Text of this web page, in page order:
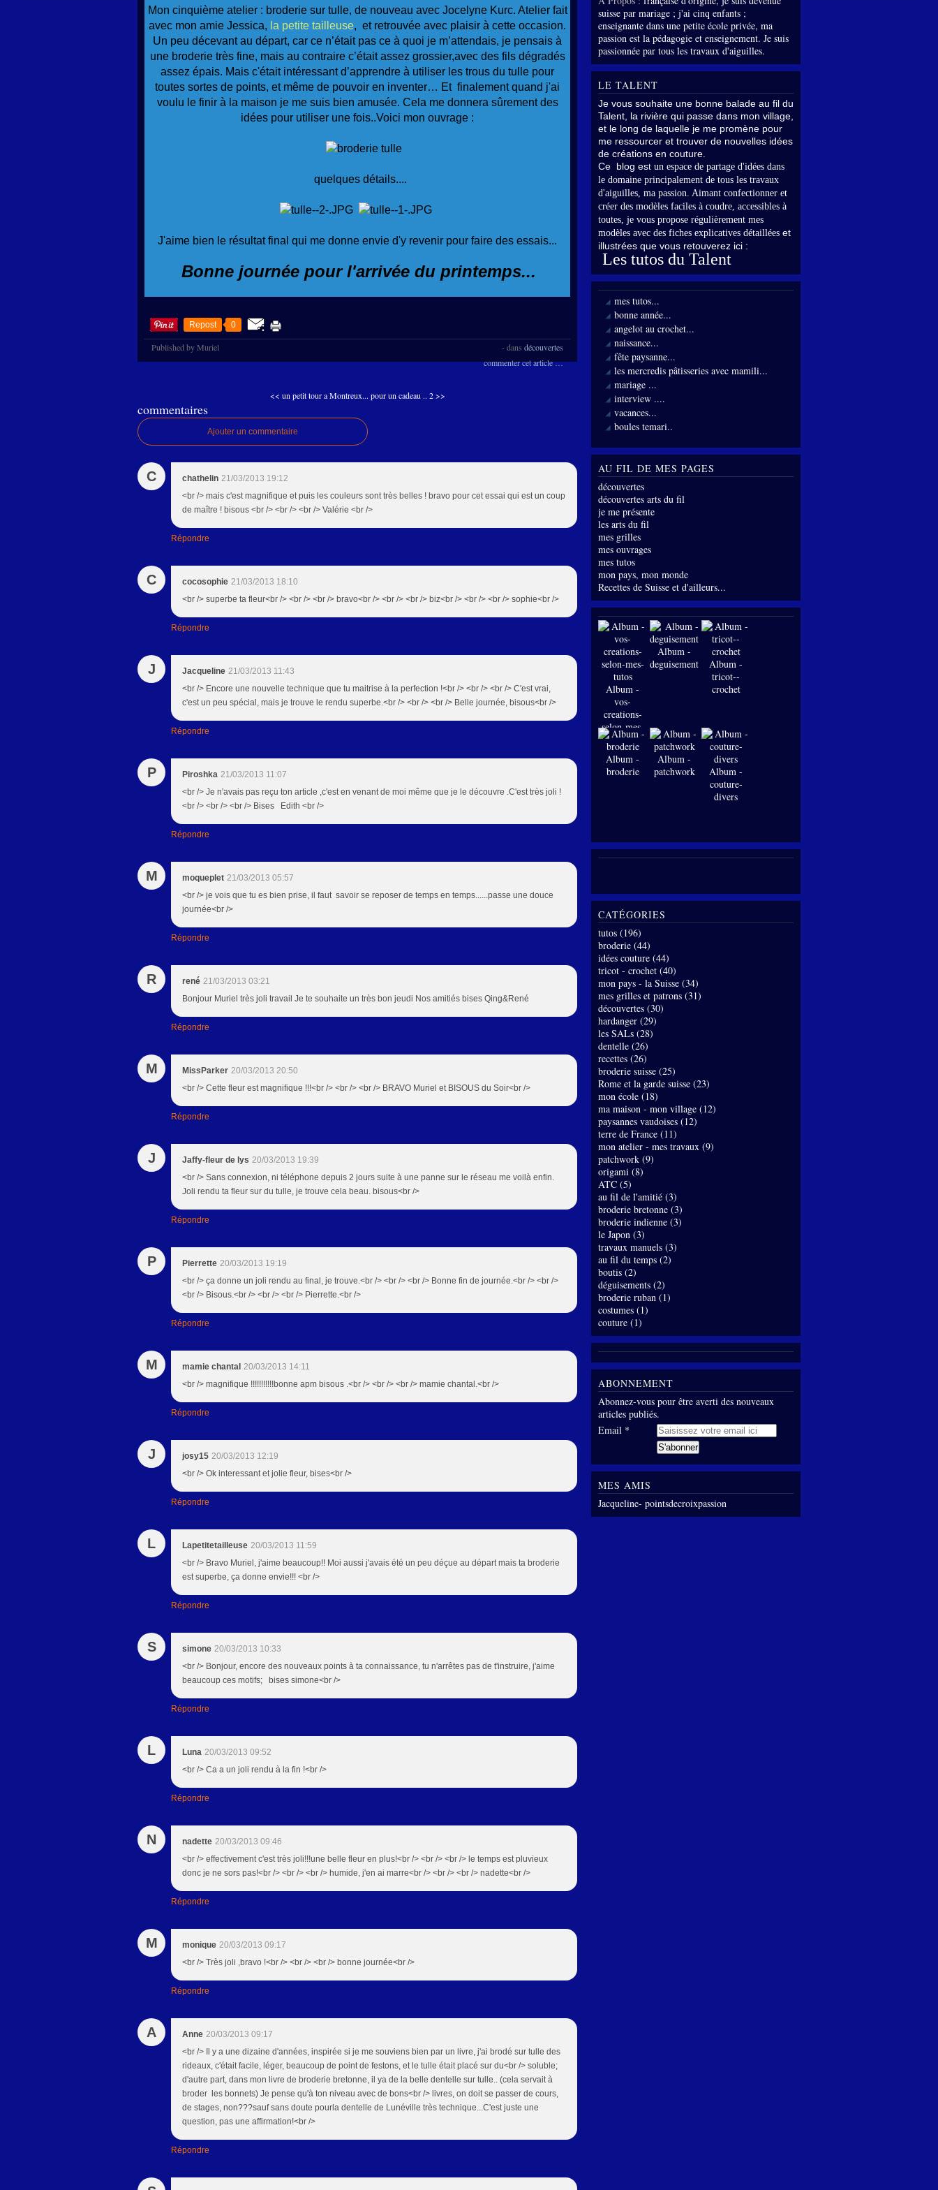
Mon cinquième atelier : broderie sur tulle, de nouveau avec Jocelyne Kurc. Atelier fait
avec mon amie Jessica, la petite tailleuse, et retrouvée avec plaisir à cette occasion.
Un peu décevant au départ, car ce n’était pas ce à quoi je m’attendais, je pensais à
une broderie très fine, mais au contraire c’était assez grossier,avec des fils dégradés
assez épais. Mais c'était intéressant d’apprendre à utiliser les trous du tulle pour
toutes sortes de points, et même de pouvoir en inventer… Et finalement quand j'ai
voulu le finir à la maison je me suis bien amusée. Cela me donnera sûrement des
idées pour utiliser une fois..Voici mon ouvrage :
quelques détails....
J'aime bien le résultat final qui me donne envie d'y revenir pour faire des essais...
Bonne journée pour l'arrivée du printemps...
Repost 0
Published by Muriel -dans découvertes
commenter cet article…
<< un petit tour a Montreux... pour un cadeau .. 2 >>
commentaires
Ajouter un commentaire
C chathelin 21/03/2013 19:12
<br /> mais c'est magnifique et puis les couleurs sont très belles ! bravo pour cet essai qui est un coup
de maître ! bisous <br /> <br /> <br /> Valérie <br />
Répondre
C cocosophie 21/03/2013 18:10
<br /> superbe ta fleur<br /> <br /> <br /> bravo<br /> <br /> <br /> biz<br /> <br /> <br /> sophie<br />
Répondre
J Jacqueline 21/03/2013 11:43
<br /> Encore une nouvelle technique que tu maitrise à la perfection !<br /> <br /> <br /> C'est vrai,
c'est un peu spécial, mais je trouve le rendu superbe.<br /> <br /> <br /> Belle journée, bisous<br />
Répondre
P Piroshka 21/03/2013 11:07
<br /> Je n'avais pas reçu ton article ,c'est en venant de moi même que je le découvre .C'est très joli !
<br /> <br /> <br /> Bises Edith <br />
Répondre
M moqueplet 21/03/2013 05:57
<br /> je vois que tu es bien prise, il faut savoir se reposer de temps en temps......passe une douce
journée<br />
Répondre
R rené 21/03/2013 03:21
Bonjour Muriel très joli travail Je te souhaite un très bon jeudi Nos amitiés bises Qing&René
Répondre
M MissParker 20/03/2013 20:50
<br /> Cette fleur est magnifique !!!<br /> <br /> <br /> BRAVO Muriel et BISOUS du Soir<br />
Répondre
J Jaffy-fleur de lys 20/03/2013 19:39
<br /> Sans connexion, ni téléphone depuis 2 jours suite à une panne sur le réseau me voilà enfin.
Joli rendu ta fleur sur du tulle, je trouve cela beau. bisous<br />
Répondre
P Pierrette 20/03/2013 19:19
<br /> ça donne un joli rendu au final, je trouve.<br /> <br /> <br /> Bonne fin de journée.<br /> <br />
<br /> Bisous.<br /> <br /> <br /> Pierrette.<br />
Répondre
M mamie chantal 20/03/2013 14:11
<br /> magnifique !!!!!!!!!!!bonne apm bisous .<br /> <br /> <br /> mamie chantal.<br />
Répondre
J josy15 20/03/2013 12:19
<br /> Ok interessant et jolie fleur, bises<br />
Répondre
L Lapetitetailleuse 20/03/2013 11:59
<br /> Bravo Muriel, j'aime beaucoup!! Moi aussi j'avais été un peu déçue au départ mais ta broderie
est superbe, ça donne envie!!! <br />
Répondre
S simone 20/03/2013 10:33
<br /> Bonjour, encore des nouveaux points à ta connaissance, tu n'arrêtes pas de t'instruire, j'aime
beaucoup ces motifs; bises simone<br />
Répondre
L Luna 20/03/2013 09:52
<br /> Ca a un joli rendu à la fin !<br />
Répondre
N nadette 20/03/2013 09:46
<br /> effectivement c'est très joli!!!une belle fleur en plus!<br /> <br /> <br /> le temps est pluvieux
donc je ne sors pas!<br /> <br /> <br /> humide, j'en ai marre<br /> <br /> <br /> nadette<br />
Répondre
M monique 20/03/2013 09:17
<br /> Très joli ,bravo !<br /> <br /> <br /> bonne journée<br />
Répondre
A Anne 20/03/2013 09:17
<br /> Il y a une dizaine d'années, inspirée si je me souviens bien par un livre, j'ai brodé sur tulle des
rideaux, c'était facile, léger, beaucoup de point de festons, et le tulle était placé sur du<br /> soluble;
d'autre part, dans mon livre de broderie bretonne, il ya de la belle dentelle sur tulle.. (cela servait à
broder les bonnets) Je pense qu'à ton niveau avec de bons<br /> livres, on doit se passer de cours,
de stages, non???sauf sans doute pourla dentelle de Lunéville très technique...C'est juste une
question, pas une affirmation!<br />
Répondre
suisse par mariage ; j'ai cinq enfants ;
enseignante dans une petite école privée, ma
passion est la pédagogie et enseignement. Je suis
passionnée par tous les travaux d'aiguilles.
LE TALENT
Je vous souhaite une bonne balade au fil du
Talent, la rivière qui passe dans mon village,
et le long de laquelle je me promène pour
me ressourcer et trouver de nouvelles idées
de créations en couture.
Ce blog est un espace de partage d'idées dans
le domaine principalement de tous les travaux
d'aiguilles, ma passion. Aimant confectionner et
créer des modèles faciles à coudre, accessibles à
toutes, je vous propose régulièrement mes
modèles avec des fiches explicatives détaillées et
illustrées que vous retouverez ici :
Les tutos du Talent
mes tutos...
bonne année...
angelot au crochet...
naissance...
fête paysanne...
les mercredis pâtisseries avec mamili...
mariage ...
interview ....
vacances...
boules temari..
AU FIL DE MES PAGES
découvertes
découvertes arts du fil
je me présente
les arts du fil
mes grilles
mes ouvrages
mes tutos
mon pays, mon monde
Recettes de Suisse et d'ailleurs...
Album -
vos-
creations-
selon-mes-
tutos
Album -
deguisements
Album -
tricot--
crochet
Album -
broderie
Album -
patchwork
Album -
couture-
divers
CATÉGORIES
tutos (196)
broderie (44)
idées couture (44)
tricot - crochet (40)
mon pays - la Suisse (34)
mes grilles et patrons (31)
découvertes (30)
hardanger (29)
les SALs (28)
dentelle (26)
recettes (26)
broderie suisse (25)
Rome et la garde suisse (23)
mon école (18)
ma maison - mon village (12)
paysannes vaudoises (12)
terre de France (11)
mon atelier - mes travaux (9)
patchwork (9)
origami (8)
ATC (5)
au fil de l'amitié (3)
broderie bretonne (3)
broderie indienne (3)
le Japon (3)
travaux manuels (3)
au fil du temps (2)
boutis (2)
déguisements (2)
broderie ruban (1)
costumes (1)
couture (1)
ABONNEMENT
Abonnez-vous pour être averti des nouveaux
articles publiés.
Email
MES AMIS
Jacqueline- pointsdecroixpassion